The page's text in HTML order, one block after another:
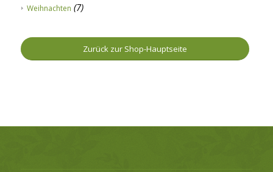
Weihnachten (7)
Zurück zur Shop-Hauptseite